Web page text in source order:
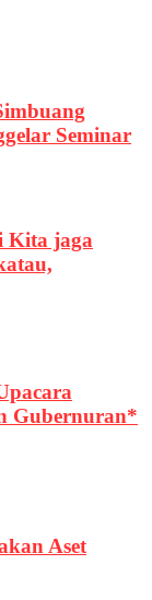
Seminar
Kita jaga
Gubernuran*
Aset